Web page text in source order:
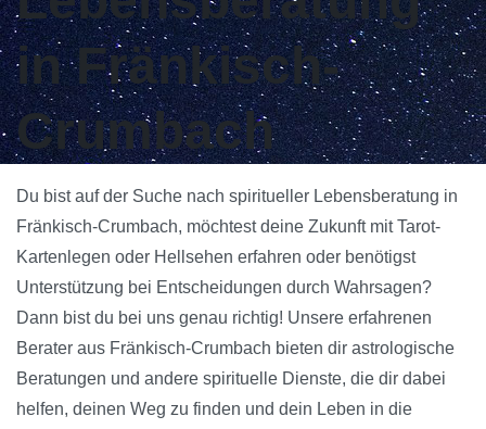
in Fränkisch-
Crumbach
Du bist auf der Suche nach spiritueller Lebensberatung in
Fränkisch-Crumbach, möchtest deine Zukunft mit Tarot-
Kartenlegen oder Hellsehen erfahren oder benötigst
Unterstützung bei Entscheidungen durch Wahrsagen?
Dann bist du bei uns genau richtig! Unsere erfahrenen
Berater aus Fränkisch-Crumbach bieten dir astrologische
Beratungen und andere spirituelle Dienste, die dir dabei
helfen, deinen Weg zu finden und dein Leben in die